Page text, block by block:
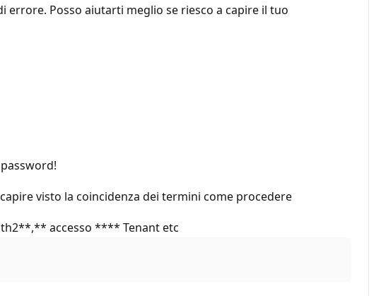
errore. Posso aiutarti meglio se riesco a capire il tuo
visto la coincidenza dei termini come procedere
accesso **** Tenant etc